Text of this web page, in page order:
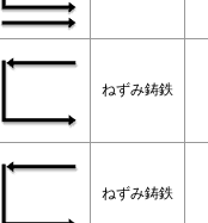
ねずみ鋳鉄
ねずみ鋳鉄